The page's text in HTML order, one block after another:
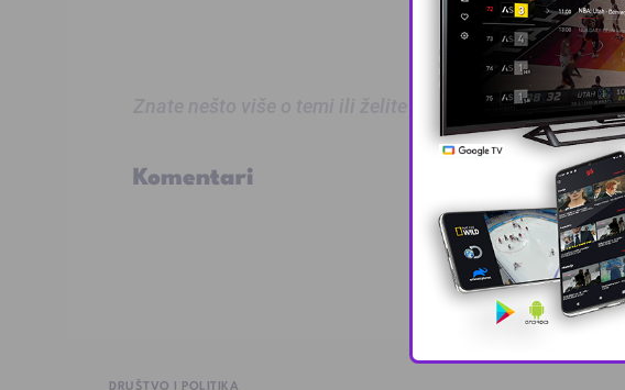
Znate nešto više o temi ili želite prijaviti grešku u tekstu?
Komentari
DRUŠTVO I POLITIKA